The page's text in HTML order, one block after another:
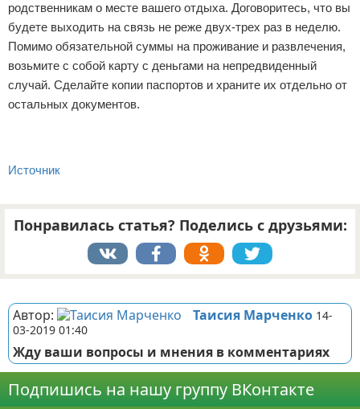
родственникам о месте вашего отдыха. Договоритесь, что вы
будете выходить на связь не реже двух-трех раз в неделю.
Помимо обязательной суммы на проживание и развлечения,
возьмите с собой карту с деньгами на непредвиденный
случай. Сделайте копии паспортов и храните их отдельно от
остальных документов.
Источник
Понравилась статья? Поделись с друзьями:
Автор: Таисия Марченко 14-
03-2019 01:40
Жду ваши вопросы и мнения в комментариях
Подпишись на нашу группу ВКонтакте